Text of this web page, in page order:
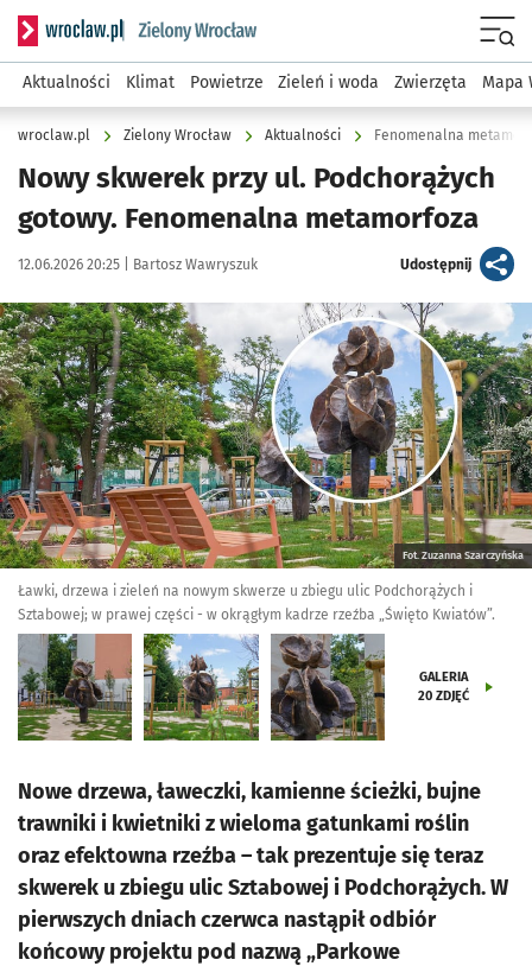
Serwis informacyjny wroclaw.pl podserwis: Środowisko we
Aktualności Klimat Powietrze Zieleń i woda Zwierzęta Mapa
wroclaw.pl Zielony Wrocław Aktualności Fenomenalna
Nowy skwerek przy ul. Podchorążych
gotowy. Fenomenalna metamorfoza
Data publikacji:
12.06.2026 20:25 | Autor:
Bartosz Wawryszuk Udostępnijartykuł
Kliknij, aby zobaczyć galerię
Fot. Zuzanna Szarczyńska
Ławki, drzewa i zieleń na nowym skwerze u zbiegu ulic Podchorążych i
Sztabowej; w prawej części - w okrągłym kadrze rzeźba „Święto Kwiatów”.
GALERIA
20 ZDJĘĆ
Nowe drzewa, ławeczki, kamienne ścieżki, bujne
trawniki i kwietniki z wieloma gatunkami roślin
oraz efektowna rzeźba – tak prezentuje się teraz
skwerek u zbiegu ulic Sztabowej i Podchorążych. W
pierwszych dniach czerwca nastąpił odbiór
końcowy projektu pod nazwą „Parkowe